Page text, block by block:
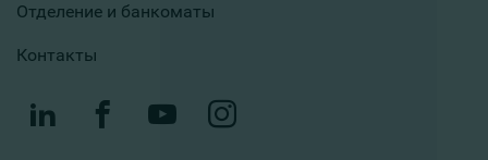
Отделение и банкоматы
Контакты